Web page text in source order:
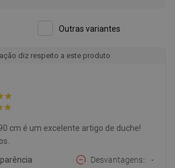
Outras variantes
diz respeito a este produto
cm é um excelente artigo de duche!
Desvantagens: -